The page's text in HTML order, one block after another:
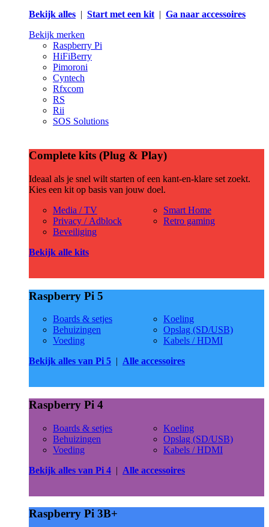
Bekijk alles | Start met een kit| Ga naar accessoires
Bekijk merken
Raspberry Pi
HiFiBerry
Pimoroni
Cyntech
Rfxcom
RS
Rii
SOS Solutions
Complete kits (Plug & Play)
Ideaal als je snel wilt starten of een kant-en-klare set zoekt.
Kies een kit op basis van jouw doel.
Media / TV
Privacy / Adblock
Beveiliging
Smart Home
Retro gaming
Bekijk alle kits
Raspberry Pi 5
Boards & setjes
Behuizingen
Voeding
Koeling
Opslag (SD/USB)
Kabels / HDMI
Bekijk alles van Pi 5 | Alle accessoires
Raspberry Pi 4
Boards & setjes
Behuizingen
Voeding
Koeling
Opslag (SD/USB)
Kabels / HDMI
Bekijk alles van Pi 4 | Alle accessoires
Raspberry Pi 3B+